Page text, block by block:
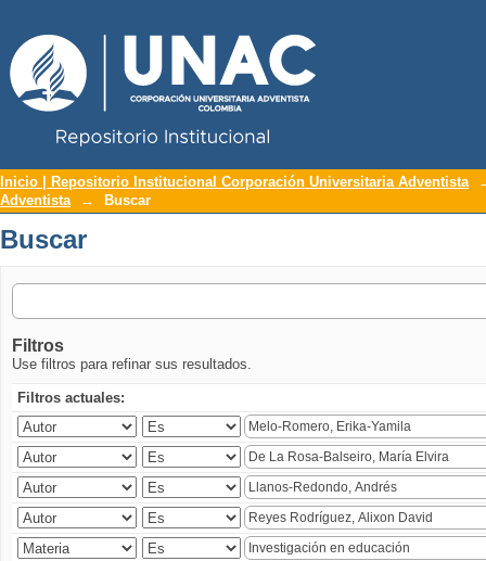
Buscar
Inicio | Repositorio Institucional Corporación Universitaria Adventista
Adventista
→ Buscar
Buscar
Filtros
Use filtros para refinar sus resultados.
Filtros actuales: